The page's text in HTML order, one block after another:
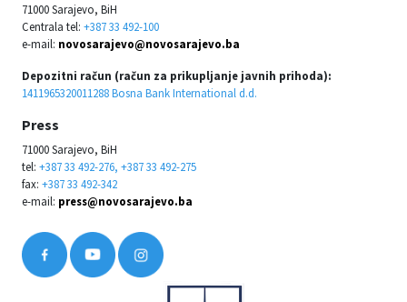
71000 Sarajevo, BiH
Centrala tel: +387 33 492-100
e-mail: novosarajevo@novosarajevo.ba
Depozitni račun (račun za prikupljanje javnih prihoda):
1411965320011288 Bosna Bank International d.d.
Press
71000 Sarajevo, BiH
tel: +387 33 492-276, +387 33 492-275
fax: +387 33 492-342
e-mail: press@novosarajevo.ba